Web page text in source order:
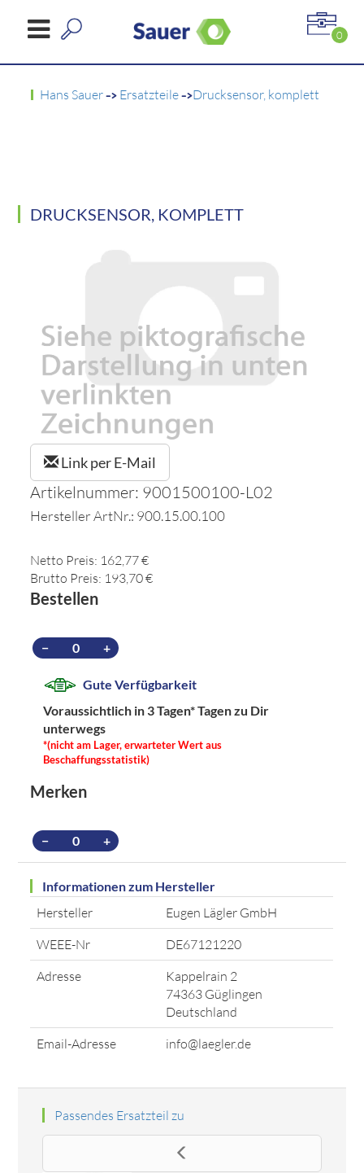
0
Hans Sauer-> Ersatzteile->Drucksensor, komplett
DRUCKSENSOR, KOMPLETT
Link per E-Mail
Artikelnummer: 9001500100-L02
Hersteller ArtNr.: 900.15.00.100
Netto Preis: 162,77 €
Brutto Preis: 193,70 €
Bestellen
− +
Gute Verfügbarkeit
Voraussichtlich in 3 Tagen*Tagen zu Dir
unterwegs
*(nicht am Lager, erwarteter Wert aus
Beschaffungsstatistik)
Merken
− +
Informationen zum Hersteller
Hersteller
Eugen Lägler GmbH
WEEE-Nr
DE67121220
Adresse
Kappelrain 2
74363 Güglingen
Deutschland
Email-Adresse
info@laegler.de
Passendes Ersatzteil zu